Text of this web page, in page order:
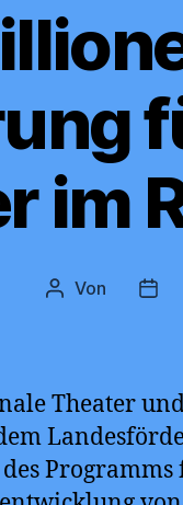
im
Beitragsautor
Von
Theater